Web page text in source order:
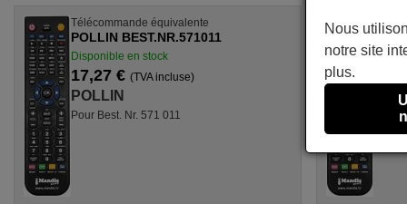
Télécommande équivalente
POLLIN BEST.NR.571011
Disponible en stock
17,27 € (TVA incluse)
POLLIN
Pour Best. Nr. 571 011 Pour
Nous
notre site
plus.